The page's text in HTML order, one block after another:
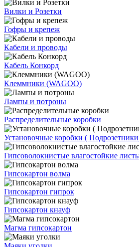
Вилки и Розетки
Гофры и крепеж
Кабели и проводы
Кабель Конкорд
Клеммники (WAGOО)
Лампы и потроны
Распределительные коробки
Установочные коробки (
Гипсоволокнистые влагостойкие
Гипсокартон волма
Гипсокартон гипрок
Гипсокартон кнауф
Магма гипсокартон